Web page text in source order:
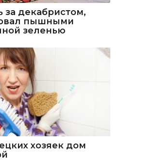
за декабристом,
пышными
зеленью
хозяек дом